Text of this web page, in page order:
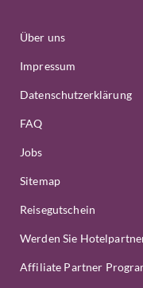
Über uns
Impressum
Datenschutzerklärung
FAQ
Jobs
Sitemap
Reisegutschein
Werden Sie
Affiliate Partner